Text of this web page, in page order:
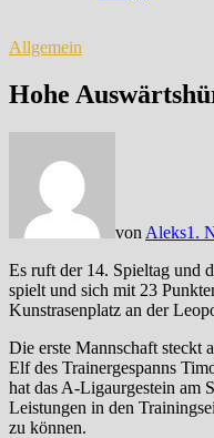
Allgemein
Hohe
von Aleks1.
Es ruft der 14. Spieltag und
spielt und sich mit 23
Kunstrasenplatz an der
Die erste Mannschaft steckt
Elf des Trainergespanns
hat das A-Ligaurgestein am
Leistungen in den
zu können.